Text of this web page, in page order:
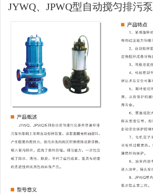
JYWQ、JPWQ型自动搅匀排污泵